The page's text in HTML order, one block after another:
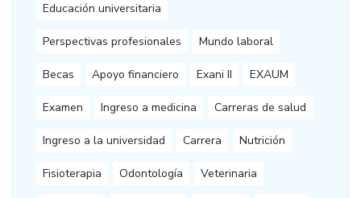
Educación universitaria
Perspectivas profesionales Mundo laboral
Becas Apoyo financiero Exani II EXAUM
Examen Ingreso a medicina Carreras de salud
Ingreso a la universidad Carrera Nutrición
Fisioterapia Odontología Veterinaria